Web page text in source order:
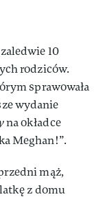
10
rodziców.
sprawowała
wydanie
na okładce
Meghan!”.
mąż,
z domu